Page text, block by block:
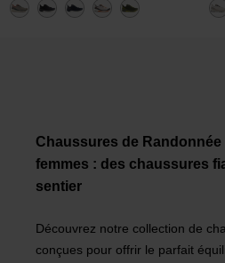
Chaussures de
femmes : des chaussures
sentier
Découvrez notre collection de
conçues pour offrir le parfait